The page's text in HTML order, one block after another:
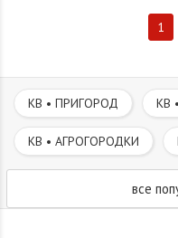
1
КВ • ПРИГОРОД КВ
КВ • АГРОГОРОДКИ
все